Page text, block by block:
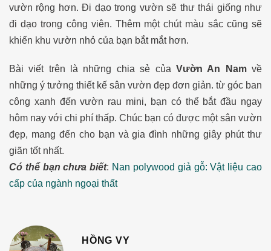
vườn rộng hơn. Đi dạo trong vườn sẽ thư thái giống như
đi dạo trong công viên. Thêm một chút màu sắc cũng sẽ
khiến khu vườn nhỏ của bạn bắt mắt hơn.
Bài viết trên là những chia sẻ của Vườn An Namvề
những ý tưởng thiết kế sân vườn đẹp đơn giản. từ góc ban
công xanh đến vườn rau mini, bạn có thể bắt đầu ngay
hôm nay với chi phí thấp. Chúc bạn có được một sân vườn
đẹp, mang đến cho bạn và gia đình những giây phút thư
giãn tốt nhất.
Có thể bạn chưa biết: Nan polywood giả gỗ: Vật liệu cao
cấp của ngành ngoại thất
HỒNG VY